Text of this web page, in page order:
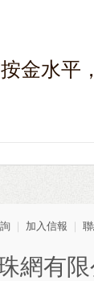
金水平
加入信報
網有